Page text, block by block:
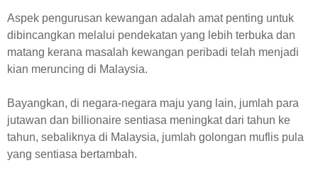
Aspek pengurusan kewangan adalah amat penting untuk
dibincangkan melalui pendekatan yang lebih terbuka dan
matang kerana masalah kewangan peribadi telah menjadi
kian meruncing di Malaysia.
Bayangkan, di negara-negara maju yang lain, jumlah para
jutawan dan billionaire sentiasa meningkat dari tahun ke
tahun, sebaliknya di Malaysia, jumlah golongan muflis pula
yang sentiasa bertambah.